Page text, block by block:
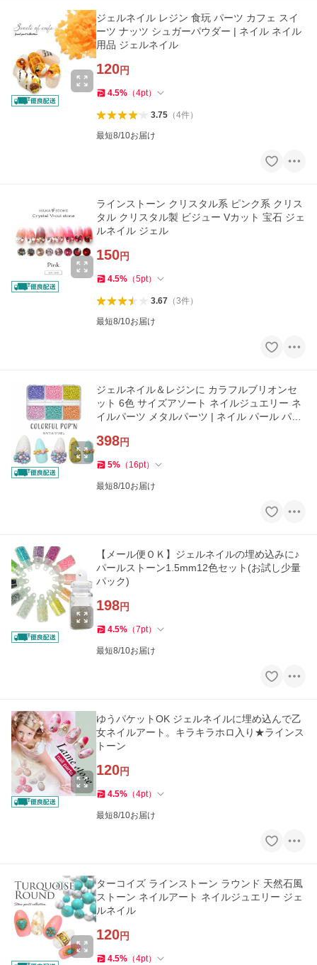
ジェルネイル レジン 食玩 パーツ カフェ スイ
ーツ ナッツ シュガーパウダー | ネイル ネイル
用品 ジェルネイル
120円
4.5% （4pt）
3.75（4件）
最短8/10お届け
ラインストーン クリスタル系 ピンク系 クリス
タル クリスタル製 ビジュー Vカット 宝石 ジェ
ルネイル ジェル
150円
4.5% （5pt）
3.67（3件）
最短8/10お届け
ジェルネイル＆レジンに カラフルブリオンセ
ット 6色 サイズアソート ネイルジュエリー ネ
イルパーツ メタルパーツ | ネイル パール パー
398円
5% （ 16pt）
最短8/10お届け
【メール便ＯＫ】ジェルネイルの埋め込みに♪
パールストーン1.5mm12色セット(お試し少量
パック)
198円
4.5% （7pt）
最短8/10お届け
ゆうパケットOK ジェルネイルに埋め込んで乙
女ネイルアート。キラキラホロ入り★ラインス
トーン
120円
4.5% （4pt）
最短8/10お届け
ターコイズ ラインストーン ラウンド 天然石風
ストーン ネイルアート ネイルジュエリー ジェ
ルネイル
120円
4.5% （4pt）